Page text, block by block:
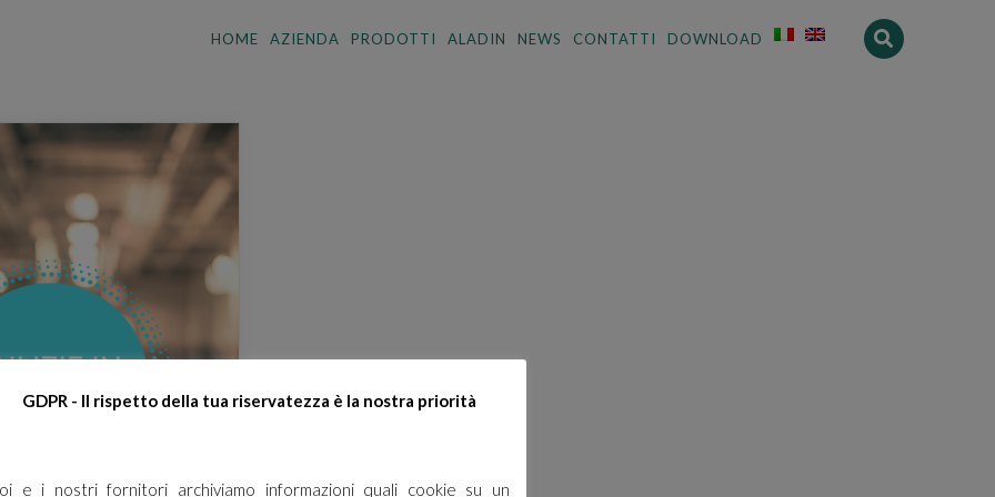
HOME AZIENDA PRODOTTI ALADIN NEWS CONTATTI DOWNLOAD
GDPR - Il rispetto della tua riservatezza è la nostra priorità
e i nostri fornitori archiviamo informazioni quali cookie su un